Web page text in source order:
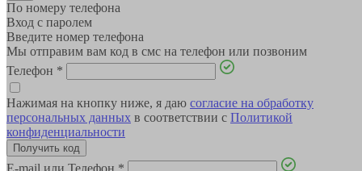
По номеру телефона
Вход с паролем
Введите номер телефона
Мы отправим вам код в смс на телефон или позвоним
Телефон *
Нажимая на кнопку ниже, я даю согласие на обработку
персональных данных в соответствии с Политикой
конфиденциальности